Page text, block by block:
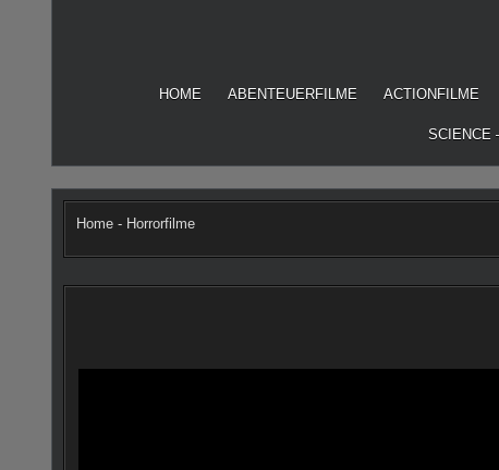
HOME ABENTEUERFILME ACTIONFILME
SCIENCE
Home - Horrorfilme